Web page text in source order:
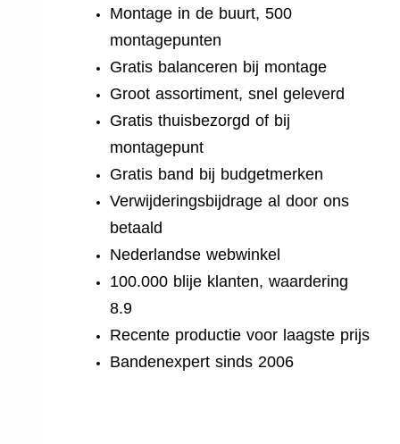
Montage in de buurt, 500
montagepunten
Gratis balanceren bij montage
Groot assortiment, snel geleverd
Gratis thuisbezorgd of bij
montagepunt
Gratis band bij budgetmerken
Verwijderingsbijdrage al door ons
betaald
Nederlandse webwinkel
100.000 blije klanten, waardering
8.9
Recente productie voor laagste prijs
Bandenexpert sinds 2006